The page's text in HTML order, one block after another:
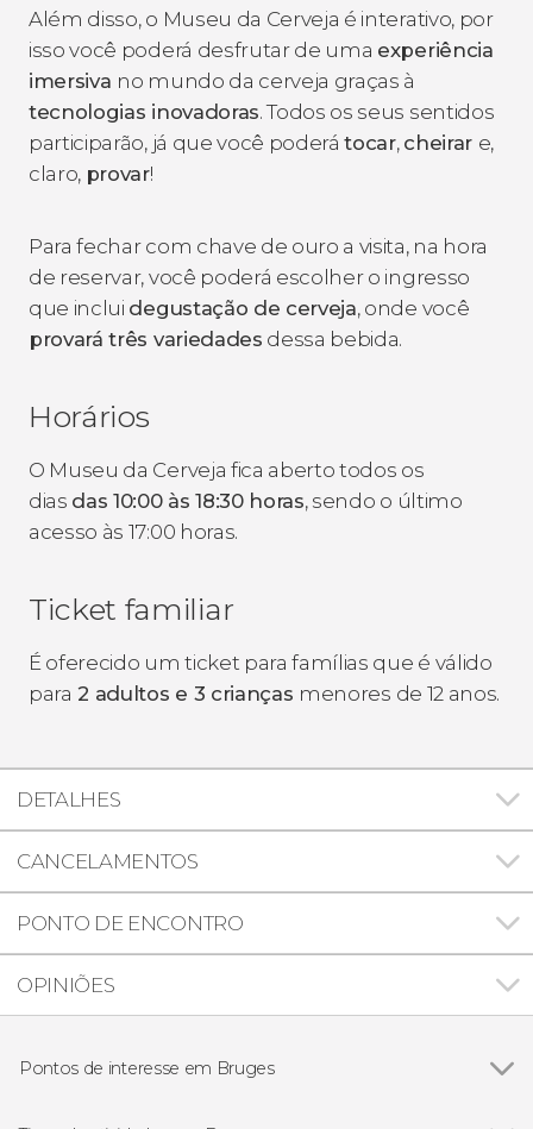
Além disso, o Museu da Cerveja é interativo, por
isso você poderá desfrutar de uma experiência
imersiva no mundo da cerveja graças à
tecnologias inovadoras. Todos os seus sentidos
participarão, já que você poderátocar, cheirar e,
claro, provar!
Para fechar com chave de ouro a visita, na hora
de reservar, você poderá escolher o ingresso
que inclui degustação de cerveja, onde você
provará três variedades dessa bebida.
Horários
O Museu da Cerveja fica aberto todos os
dias das 10:00 às 18:30 horas, sendo o último
acesso às 17:00 horas.
Ticket familiar
É oferecido um ticket para famílias que é válido
para 2 adultos e 3 crianças menores de 12 anos.
DETALHES
CANCELAMENTOS
PONTO DE ENCONTRO
OPINIÕES
Pontos de interesse em Bruges